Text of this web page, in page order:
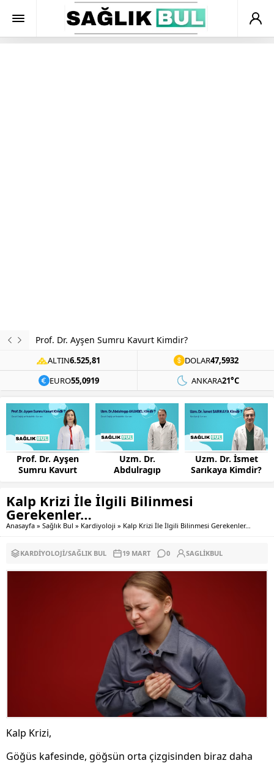
Prof. Dr. Ayşen Sumru Kavurt Kimdir?
ALTIN6.525,81 DOLAR47,5932
EURO55,0919 ANKARA21°C
Prof. Dr. Ayşen
Sumru Kavurt
Uzm. Dr.
Abdulragıp
Uzm. Dr. İsmet
Sarıkaya Kimdir?
Kalp Krizi İle İlgili Bilinmesi
Gerekenler…
Anasayfa » Sağlık Bul » Kardiyoloji » Kalp Krizi İle İlgili Bilinmesi Gerekenler…
KARDIYOLOJI/SAĞLIK BUL 19 MART 0 SAGLIKBUL
Kalp Krizi,
Göğüs kafesinde, göğsün orta çizgisinden biraz daha